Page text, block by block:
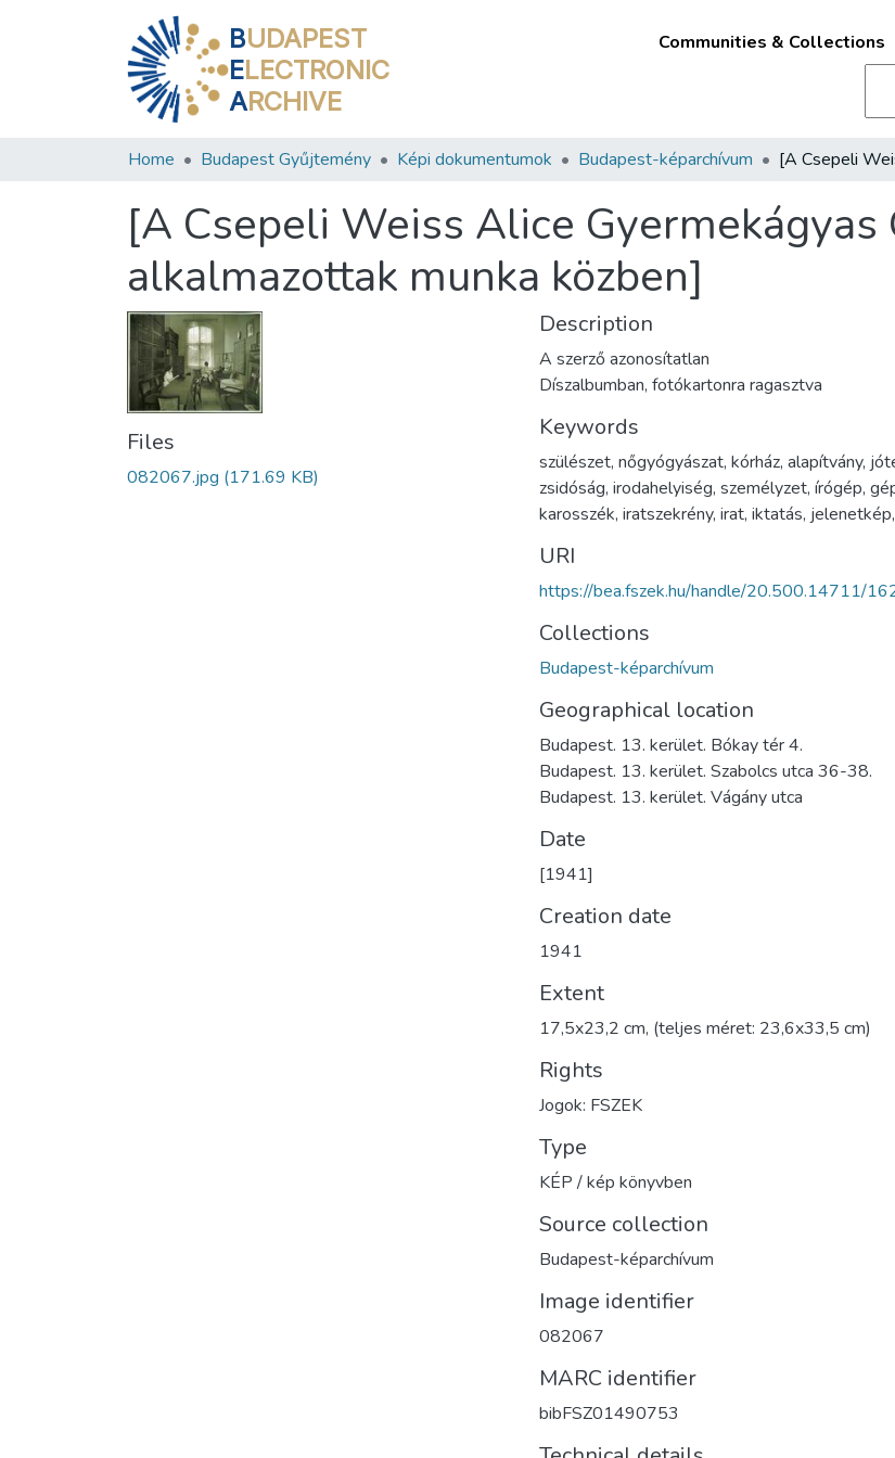
BUDAPEST
ELECTRONIC
ARCHIVE
Communities & Collections
Home Budapest Gyűjtemény Képi dokumentumok Budapest-képarchívum
[A Csepeli Weiss Alice Gyermekágyas
alkalmazottak munka közben]
Files
082067.jpg (171.69 KB)
Description
A szerző azonosítatlan
Díszalbumban, fotókartonra ragasztva
Keywords
szülészet, nőgyógyászat, kórház, alapítvány,
zsidóság, irodahelyiség, személyzet, írógép,
karosszék, iratszekrény, irat, iktatás, jelenetkép,
URI
https://bea.fszek.hu/handle/20.500.14711/
Collections
Budapest-képarchívum
Geographical location
Budapest. 13. kerület. Bókay tér 4.
Budapest. 13. kerület. Szabolcs utca 36-38.
Budapest. 13. kerület. Vágány utca
Date
[1941]
Creation date
1941
Extent
17,5x23,2 cm, (teljes méret: 23,6x33,5 cm)
Rights
Jogok: FSZEK
Type
KÉP / kép könyvben
Source collection
Budapest-képarchívum
Image identifier
082067
MARC identifier
bibFSZ01490753